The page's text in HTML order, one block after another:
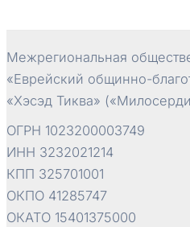
Межрегиональная
«Еврейский общинно-
«Хэсэд Тиква»
ОГРН 1023200003749
ИНН 3232021214
КПП 325701001
ОКПО 41285747
ОКАТО 15401375000